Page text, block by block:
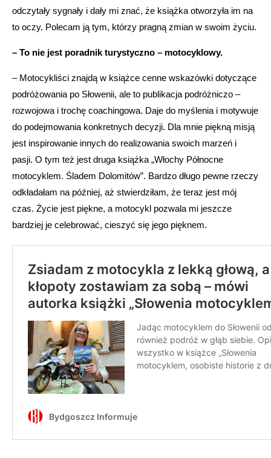
odczytały sygnały i dały mi znać, że książka otworzyła im na
to oczy. Polecam ją tym, którzy pragną zmian w swoim życiu.
– To nie jest poradnik turystyczno – motocyklowy.
– Motocykliści znajdą w książce cenne wskazówki dotyczące
podróżowania po Słowenii, ale to publikacja podróżniczo –
rozwojowa i trochę coachingowa. Daje do myślenia i motywuje
do podejmowania konkretnych decyzji. Dla mnie piękną misją
jest inspirowanie innych do realizowania swoich marzeń i
pasji. O tym też jest druga książka „Włochy Północne
motocyklem. Śladem Dolomitów”. Bardzo długo pewne rzeczy
odkładałam na później, aż stwierdziłam, że teraz jest mój
czas. Życie jest piękne, a motocykl pozwala mi jeszcze
bardziej je celebrować, cieszyć się jego pięknem.